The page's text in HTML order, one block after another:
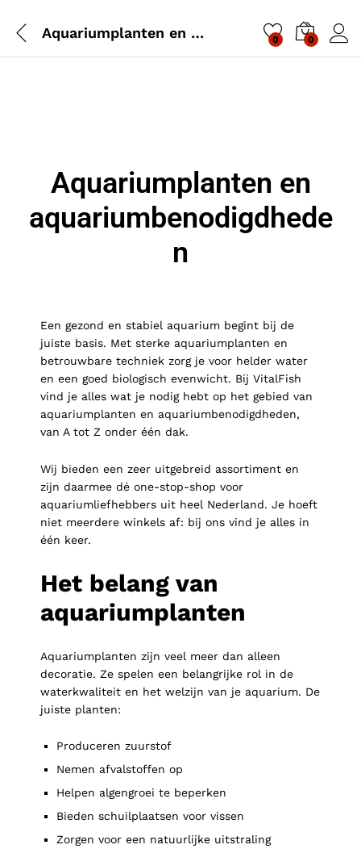
Aquariumplanten en aquariumbenodigdheden 0 0
Aquariumplanten en
aquariumbenodigdhede
n
Een gezond en stabiel aquarium begint bij de
juiste basis. Met sterke aquariumplanten en
betrouwbare techniek zorg je voor helder water
en een goed biologisch evenwicht. Bij VitalFish
vind je alles wat je nodig hebt op het gebied van
aquariumplanten en aquariumbenodigdheden,
van A tot Z onder één dak.
Wij bieden een zeer uitgebreid assortiment en
zijn daarmee dé one-stop-shop voor
aquariumliefhebbers uit heel Nederland. Je hoeft
niet meerdere winkels af: bij ons vind je alles in
één keer.
Het belang van
aquariumplanten
Aquariumplanten zijn veel meer dan alleen
decoratie. Ze spelen een belangrijke rol in de
waterkwaliteit en het welzijn van je aquarium. De
juiste planten:
Produceren zuurstof
Nemen afvalstoffen op
Helpen algengroei te beperken
Bieden schuilplaatsen voor vissen
Zorgen voor een natuurlijke uitstraling